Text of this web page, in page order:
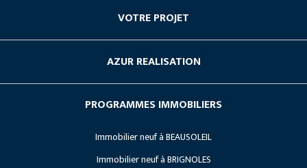
VOTRE PROJET
AZUR REALISATION
Recrutement
PROGRAMMES IMMOBILIERS
Lancements
Travaux en cours
Immobilier neuf à BEAUSOLEIL
Immobilier neuf à BRIGNOLES